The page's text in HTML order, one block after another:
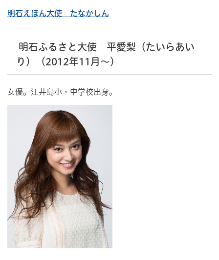
明石えほん大使 たなかしん
明石ふるさと大使 平愛梨（たいらあい
り）（2012年11月～）
女優。江井島小・中学校出身。